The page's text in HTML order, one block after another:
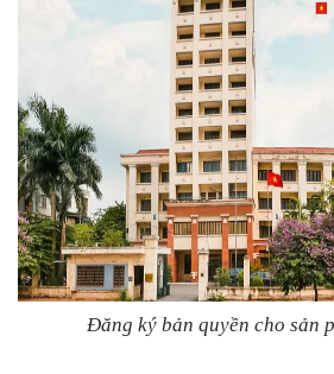
Đăng ký bản quyền cho sản